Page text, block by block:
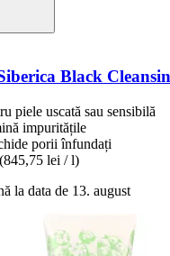
Black
piele uscată sau sensibilă
impuritățile
porii înfundați
(845,75 lei / l)
la data de 13. august